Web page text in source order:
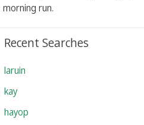
morning run.
Recent Searches
laruin
kay
hayop